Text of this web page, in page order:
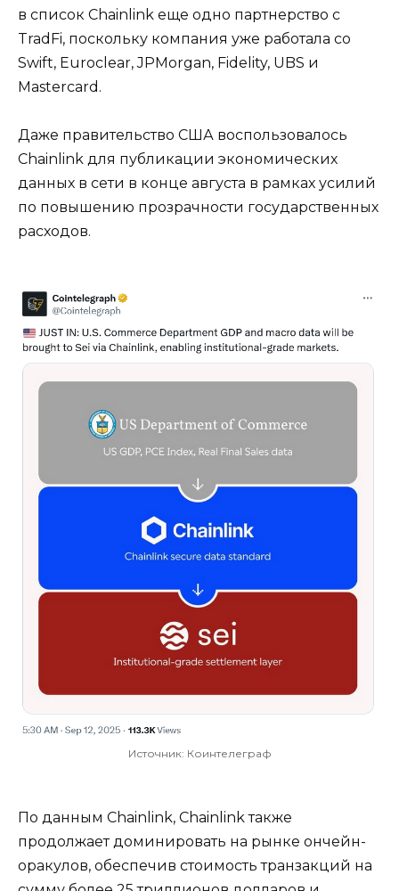
в список Chainlink еще одно партнерство с
TradFi, поскольку компания уже работала со
Swift, Euroclear, JPMorgan, Fidelity, UBS и
Mastercard.
Даже правительство США воспользовалось
Chainlink для публикации экономических
данных в сети в конце августа в рамках усилий
по повышению прозрачности государственных
расходов.
Источник: Коинтелеграф
По данным Chainlink, Chainlink также
продолжает доминировать на рынке ончейн-
оракулов, обеспечив стоимость транзакций на